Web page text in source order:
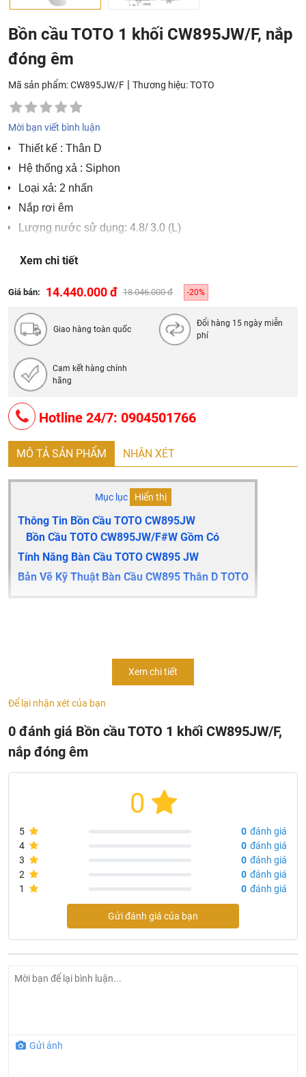
Bồn cầu TOTO 1 khối CW895JW/F, nắp
đóng êm
Mã sản phẩm: CW895JW/F | Thương hiệu:TOTO
Mời bạn viết bình luận
Thiết kế : Thân D
Hệ thống xả : Siphon
Loại xả: 2 nhấn
Nắp rơi êm
Lượng nước sử dụng: 4.8/ 3.0 (L)
Tâm xả: 305 (mm)
Kích thước (DxRxC): 735 x 360 x 660 mm
Xuất xứ: Inđônêxia
Xem chi tiết
Giá bán: 14.440.000 đ 18.046.000 đ -20%
Giao hàng toàn quốc
Đổi hàng 15 ngày miễn
phí
Cam kết hàng chính
hãng
Hotline 24/7: 0904501766
MÔ TẢ SẢN PHẨM NHẬN XÉT
Mục lục Hiển thị
Thông Tin Bồn Cầu TOTO CW895JW
Bồn Cầu TOTO CW895JW/F#W​ Gồm Có
Tính Năng Bàn Cầu TOTO CW895 JW
Bản Vẽ Kỹ Thuật Bàn Cầu CW895 Thân D TOTO
Hệ thống xả : Siphon
Nắp rơi êm
Áp lực nước sử dụng: 0.05 ~ 0.70 (Mpa)
Tâm xả: 305 (mm)
Bồn cầu TOTO CW895JW/F#W​ gồm có
Thân cầu: CW895J - Xuất xứ: Việt Nam
Nắp êm TC880SJ
Tính năng bàn cầu TOTO CW895 JW
Bệt895 thiết kế sang trọng
Bề mặt nước rộng giúp ngăn mùi hiệu quả
Công nghệ CeFiONtect giúp lòng bàn cầu siêu nhẵn, hạn
Xem chi tiết
Để lại nhận xét của bạn
0 đánh giá Bồn cầu TOTO 1 khối CW895JW/F,
nắp đóng êm
0
5 0 đánh giá
4
0 đánh giá
3
0 đánh giá
2
0 đánh giá
1
0 đánh giá
Gửi đánh giá của bạn
Gửi ảnh